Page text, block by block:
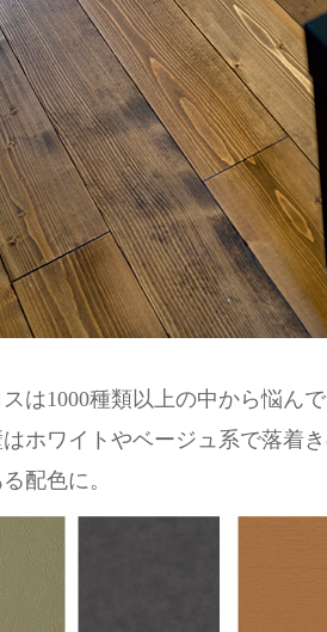
は1000種類以上の中から悩ん
ホワイトやベージュ系で落着
配色に。